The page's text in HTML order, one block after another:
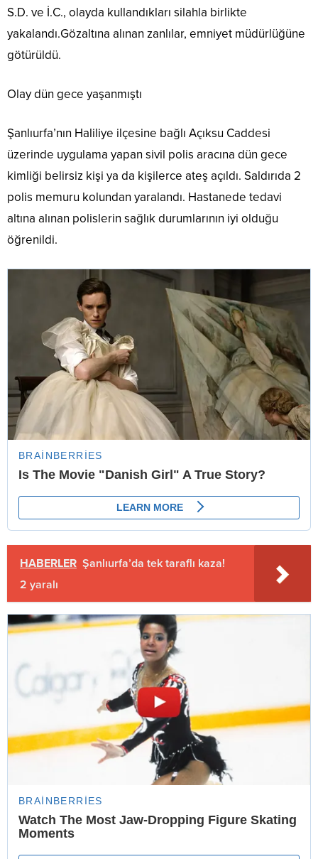
S.D. ve İ.C., olayda kullandıkları silahla birlikte
yakalandı.Gözaltına alınan zanlılar, emniyet müdürlüğüne
götürüldü.
Olay dün gece yaşanmıştı
Şanlıurfa’nın Haliliye ilçesine bağlı Açıksu Caddesi
üzerinde uygulama yapan sivil polis aracına dün gece
kimliği belirsiz kişi ya da kişilerce ateş açıldı. Saldırıda 2
polis memuru kolundan yaralandı. Hastanede tedavi
altına alınan polislerin sağlık durumlarının iyi olduğu
öğrenildi.
HABERLER Şanlıurfa’da tek taraflı kaza!
2 yaralı